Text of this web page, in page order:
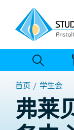
容
首页 学生会
弗莱